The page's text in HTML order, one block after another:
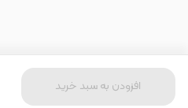
افزودن به سبد خرید